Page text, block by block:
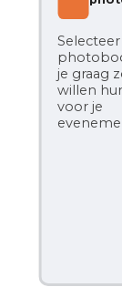
Selecteer de
photobooth
je graag zou
willen huren
voor je
evenement.